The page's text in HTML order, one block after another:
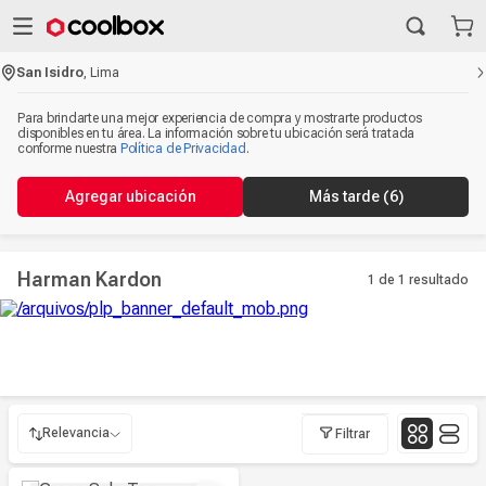
San Isidro ,Lima
Para brindarte una mejor experiencia de compra y mostrarte productos
disponibles en tu área. La información sobre tu ubicación será tratada
conforme nuestra Política de Privacidad .
Agregar ubicación Más tarde (6)
Harman Kardon 1 de 1 resultado
Relevancia
Relevancia
Filtrar